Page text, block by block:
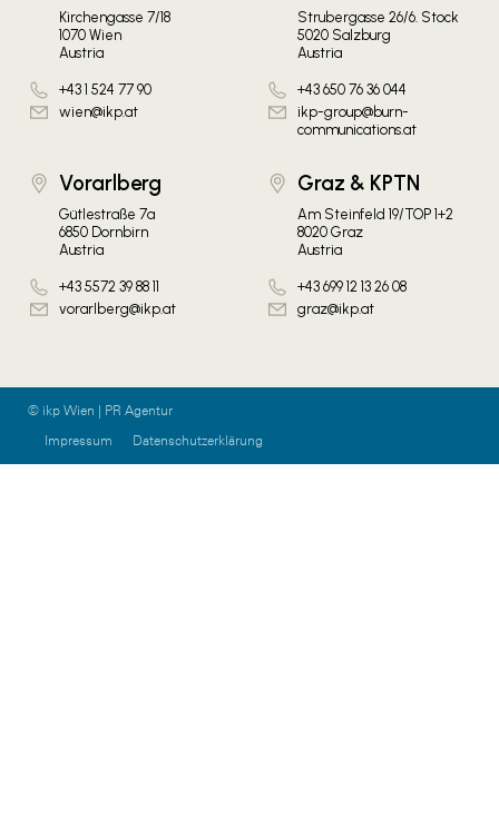
Kirchengasse 7/18
1070 Wien
Austria
+43 1 524 77 90
wien@ikp.at
Strubergasse 26/6. Stock
5020 Salzburg
Austria
+43 650 76 36 044
ikp-group@burn-
communications.at
Vorarlberg
Gütlestraße 7a
6850 Dornbirn
Austria
+43 5572 39 88 11
vorarlberg@ikp.at
Graz & KPTN
Am Steinfeld 19/TOP 1+2
8020 Graz
Austria
+43 699 12 13 26 08
graz@ikp.at
© ikp Wien | PR Agentur
Impressum
Datenschutzerklärung